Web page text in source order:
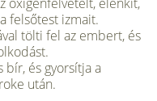
felsőtest izmait.
tölti fel az embert, és
bír, és gyorsítja a
után.